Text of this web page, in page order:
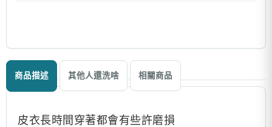
商品描述 其他人還洗啥 相關商品
皮衣長時間穿著都會有些許磨損